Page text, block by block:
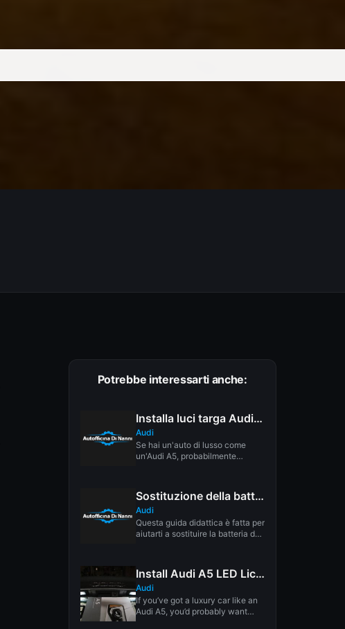
Potrebbe interessarti anche:
Installa luci targa Audi A5 LED
Audi
Se hai un'auto di lusso come
un'Audi A5, probabilmente
Sostituzione della batteria Audi A1 Key Fob
Audi
Questa guida didattica è fatta per
aiutarti a sostituire la batteria del
Install Audi A5 LED License Plate Lights
Audi
If you’ve got a luxury car like an
Audi A5, you’d probably want
full-on LED...